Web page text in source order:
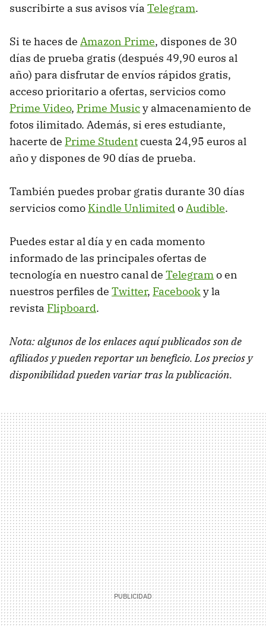
suscribirte a sus avisos vía Telegram.
Si te haces de Amazon Prime, dispones de 30
días de prueba gratis (después 49,90 euros al
año) para disfrutar de envíos rápidos gratis,
acceso prioritario a ofertas, servicios como
Prime Video, Prime Musicy almacenamiento de
fotos ilimitado. Además, si eres estudiante,
hacerte de Prime Studentcuesta 24,95 euros al
año y dispones de 90 días de prueba.
También puedes probar gratis durante 30 días
servicios como Kindle UnlimitedoAudible.
Puedes estar al día y en cada momento
informado de las principales ofertas de
tecnología en nuestro canal de Telegramo en
nuestros perfiles de Twitter, Facebooky la
revista Flipboard.
Nota: algunos de los enlaces aquí publicados son de
afiliados y pueden reportar un beneficio. Los precios y
disponibilidad pueden variar tras la publicación.